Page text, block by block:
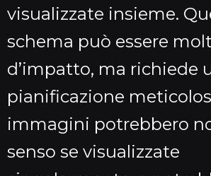
visualizzate insieme.
schema può essere
d’impatto, ma richiede
pianificazione
immagini potrebbero
senso se visualizzate